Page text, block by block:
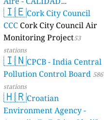
AMBIENTAL) 23 stations
🇮🇪Cork City Council
CCC Cork City Council Air
Monitoring Project53
stations
🇮🇳CPCB - India Central
Pollution Control Board 586
stations
🇭🇷Croatian
Environment Agency -